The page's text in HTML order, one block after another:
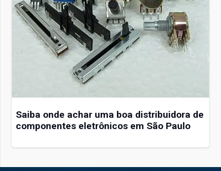
Saiba onde achar uma boa distribuidora de
componentes eletrônicos em São Paulo